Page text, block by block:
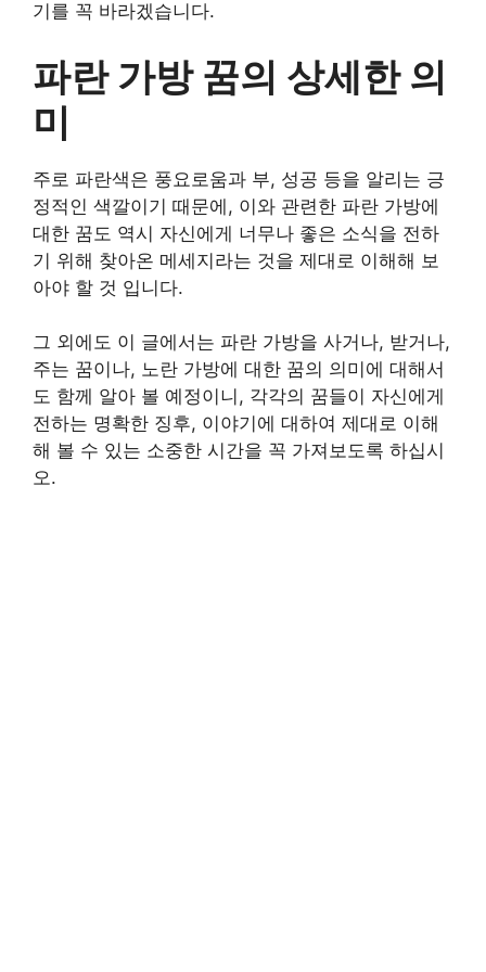
기를 꼭 바라겠습니다.
파란 가방 꿈의 상세한 의
미
주로 파란색은 풍요로움과 부, 성공 등을 알리는 긍
정적인 색깔이기 때문에, 이와 관련한 파란 가방에
대한 꿈도 역시 자신에게 너무나 좋은 소식을 전하
기 위해 찾아온 메세지라는 것을 제대로 이해해 보
아야 할 것 입니다.
그 외에도 이 글에서는 파란 가방을 사거나, 받거나,
주는 꿈이나, 노란 가방에 대한 꿈의 의미에 대해서
도 함께 알아 볼 예정이니, 각각의 꿈들이 자신에게
전하는 명확한 징후, 이야기에 대하여 제대로 이해
해 볼 수 있는 소중한 시간을 꼭 가져보도록 하십시
오.